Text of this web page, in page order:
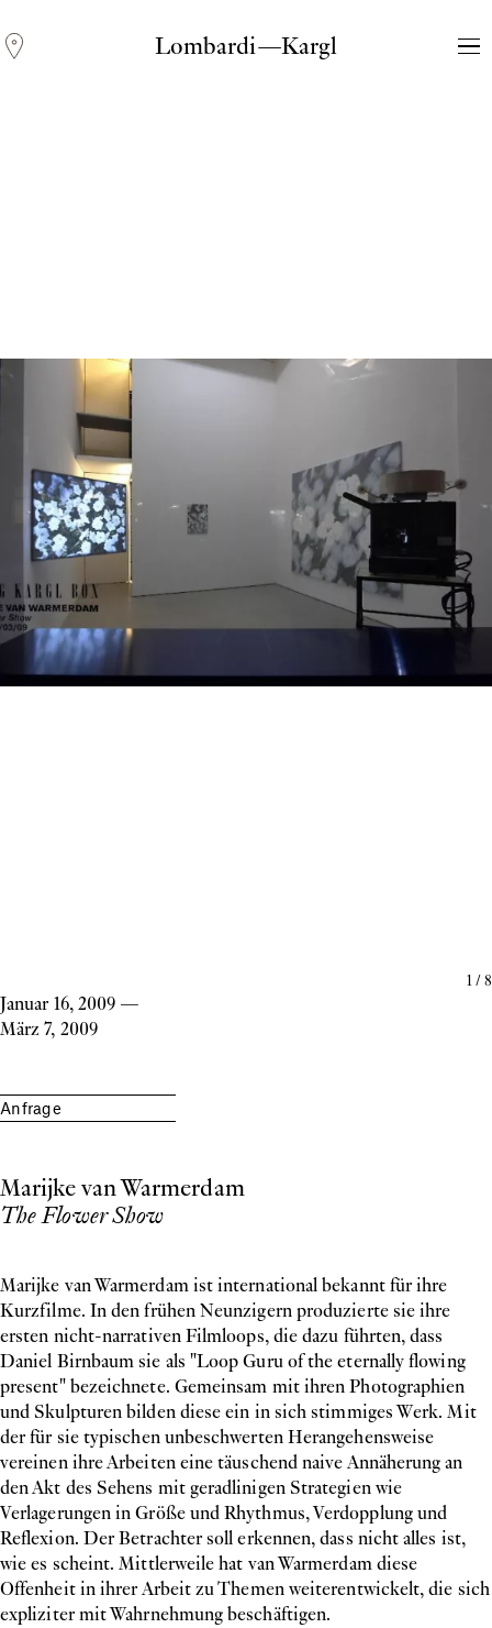
Lombardi—Kargl
Three Light Sources
1/8
Januar 16, 2009 —
März 7, 2009
Anfrage
Marijke van Warmerdam
The Flower Show
Marijke van Warmerdam ist international bekannt für ihre
Kurzfilme. In den frühen Neunzigern produzierte sie ihre
ersten nicht-narrativen Filmloops, die dazu führten, dass
Daniel Birnbaum sie als "Loop Guru of the eternally flowing
present" bezeichnete. Gemeinsam mit ihren Photographien
und Skulpturen bilden diese ein in sich stimmiges Werk. Mit
der für sie typischen unbeschwerten Herangehensweise
vereinen ihre Arbeiten eine täuschend naive Annäherung an
den Akt des Sehens mit geradlinigen Strategien wie
Verlagerungen in Größe und Rhythmus, Verdopplung und
Reflexion. Der Betrachter soll erkennen, dass nicht alles ist,
wie es scheint. Mittlerweile hat van Warmerdam diese
Offenheit in ihrer Arbeit zu Themen weiterentwickelt, die sich
expliziter mit Wahrnehmung beschäftigen.